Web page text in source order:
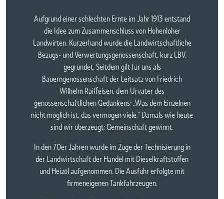
Aufgrund einer schlechten Ernte im Jahr 1913 entstand
die Idee zum Zusammenschluss von Hohenloher
Landwirten. Kurzerhand wurde die Landwirtschaftliche
Bezugs- und Verwertungsgenossenschaft, kurz LBV,
gegründet. Seitdem gilt für uns als
Bauerngenossenschaft der Leitsatz von Friedrich
Wilhelm Raiffeisen, dem Urvater des
genossenschaftlichen Gedankens: „Was dem Einzelnen
nicht möglich ist, das vermögen viele.“ Damals wie heute
sind wir überzeugt:Gemeinschaft gewinnt.
In den 70er Jahren wurde im Zuge der Technisierung in
der Landwirtschaft der Handel mit Dieselkraftstoffen
und Heizöl aufgenommen. Die Ausfuhr erfolgte mit
firmeneigenen Tankfahrzeugen.